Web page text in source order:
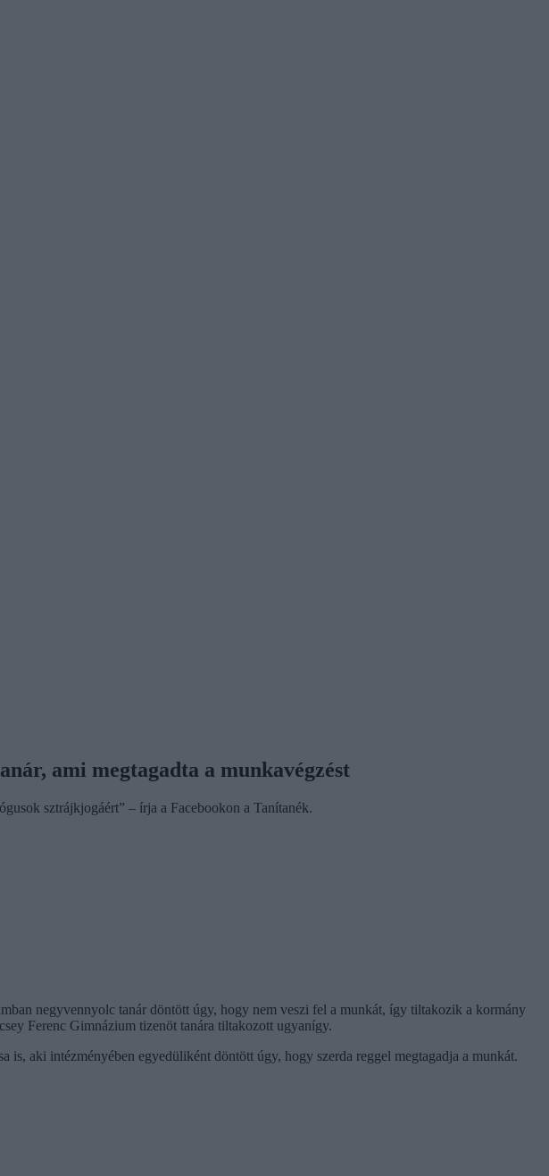
ami megtagadta a munkavégzést
sztrájkjogáért” – írja a Facebookon a Tanítanék.
negyvennyolc tanár döntött úgy, hogy nem veszi fel a munkát, így tiltakozik a kormány
Ferenc Gimnázium tizenöt tanára tiltakozott ugyanígy.
is, aki intézményében egyedüliként döntött úgy, hogy szerda reggel megtagadja a munkát.